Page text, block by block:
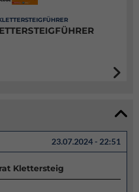
23.07.2024 - 22:51
Klettersteig